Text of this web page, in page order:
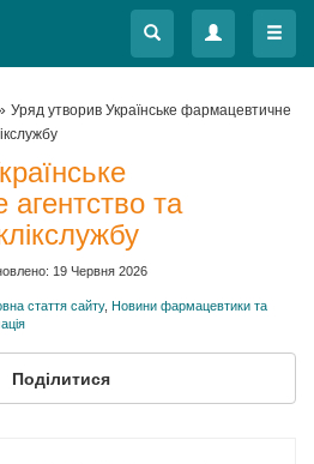
Меню
Меню
Уряд утворив Українське фармацевтичне
та
19 Червня 2026
стаття сайту, Новини фармацевтики та
Поділитися